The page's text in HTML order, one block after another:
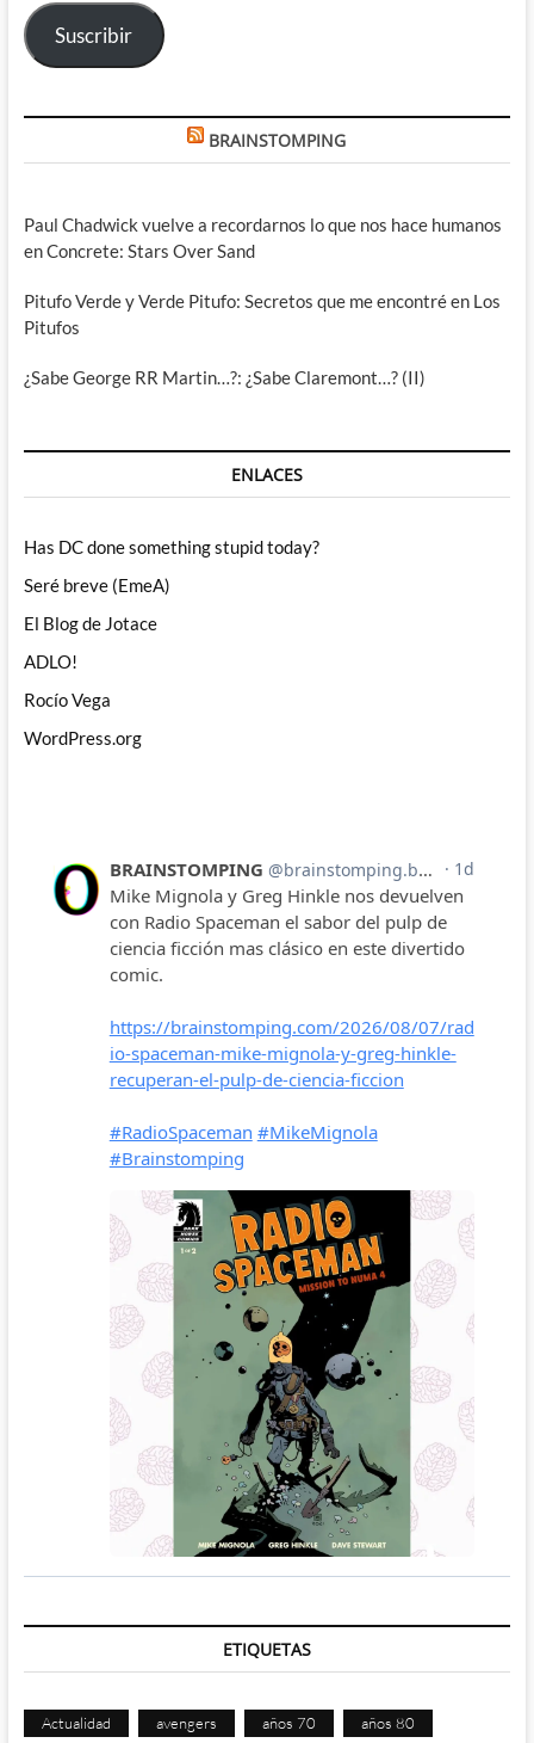
electrónico
Suscribir
BRAINSTOMPING
Paul Chadwick vuelve a recordarnos lo que nos hace humanos
en Concrete: Stars Over Sand
Pitufo Verde y Verde Pitufo: Secretos que me encontré en Los
Pitufos
¿Sabe George RR Martin…?: ¿Sabe Claremont…? (II)
ENLACES
Has DC done something stupid today?
Seré breve (EmeA)
El Blog de Jotace
ADLO!
Rocío Vega
WordPress.org
ETIQUETAS
Actualidad avengers años 70 años 80